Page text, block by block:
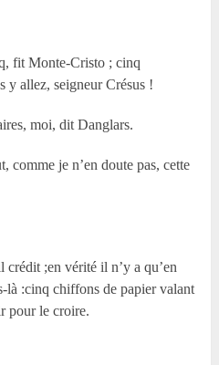
fit Monte-Cristo ; cinq
y allez, seigneur Crésus !
moi, dit Danglars.
comme je n’en doute pas, cette
crédit ;en vérité il n’y a qu’en
là :cinq chiffons de papier valant
pour le croire.